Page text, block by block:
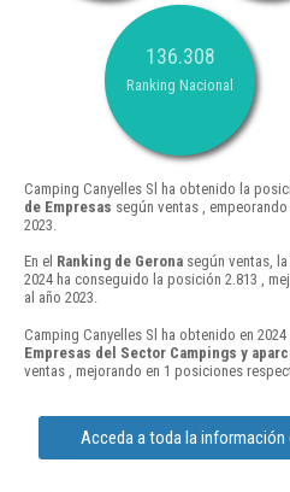
136.308
Ranking Nacional
Camping Canyelles Sl ha obtenido la
de Empresas según ventas ,
2023.
En el Ranking de Gerona según ventas,
2024 ha conseguido la posición 2.813 ,
al año 2023.
Camping Canyelles Sl ha obtenido en
Empresas del Sector Campings y
ventas , mejorando en 1 posiciones
Acceda a toda la información